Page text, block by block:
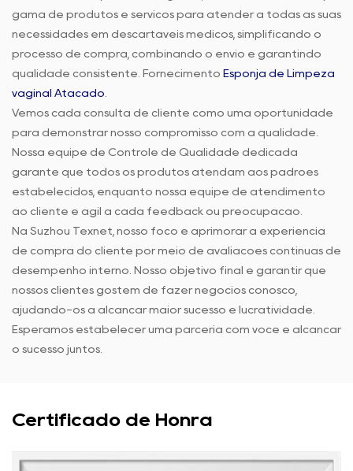
gama de produtos e serviços para atender a todas as suas
necessidades em descartáveis médicos, simplificando o
processo de compra, combinando o envio e garantindo
qualidade consistente. Fornecimento Esponja de Limpeza
vaginal Atacado
Vemos cada consulta de cliente como uma oportunidade
para demonstrar nosso compromisso com a qualidade.
Nossa equipe de Controle de Qualidade dedicada
garante que todos os produtos atendam aos padrões
estabelecidos, enquanto nossa equipe de atendimento
ao cliente é ágil a cada feedback ou preocupação.
Na Suzhou Texnet, nosso foco é aprimorar a experiência
de compra do cliente por meio de avaliações contínuas de
desempenho interno. Nosso objetivo final é garantir que
nossos clientes gostem de fazer negócios conosco,
ajudando-os a alcançar maior sucesso e lucratividade.
Esperamos estabelecer uma parceria com você e alcançar
o sucesso juntos.
Certificado de Honra